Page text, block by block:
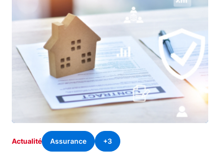
Actualité Assurance +3